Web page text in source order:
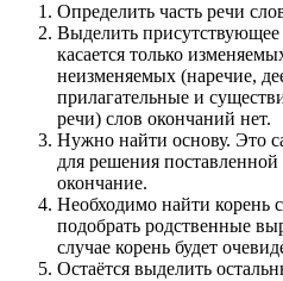
Определить часть речи
Выделить
касается только
неизменяемых (наречие,
прилагательные и
речи) слов окончаний нет.
Нужно найти основу. Это
для решения поставленной
окончание.
Необходимо найти корень
подобрать родственные
случае корень будет
Остаётся выделить